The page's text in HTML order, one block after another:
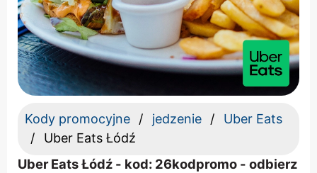
Kody promocyjne jedzenie
Uber Eats
Uber Eats Łódź
Uber Eats Łódź - kod: 26kodpromo - odbierz